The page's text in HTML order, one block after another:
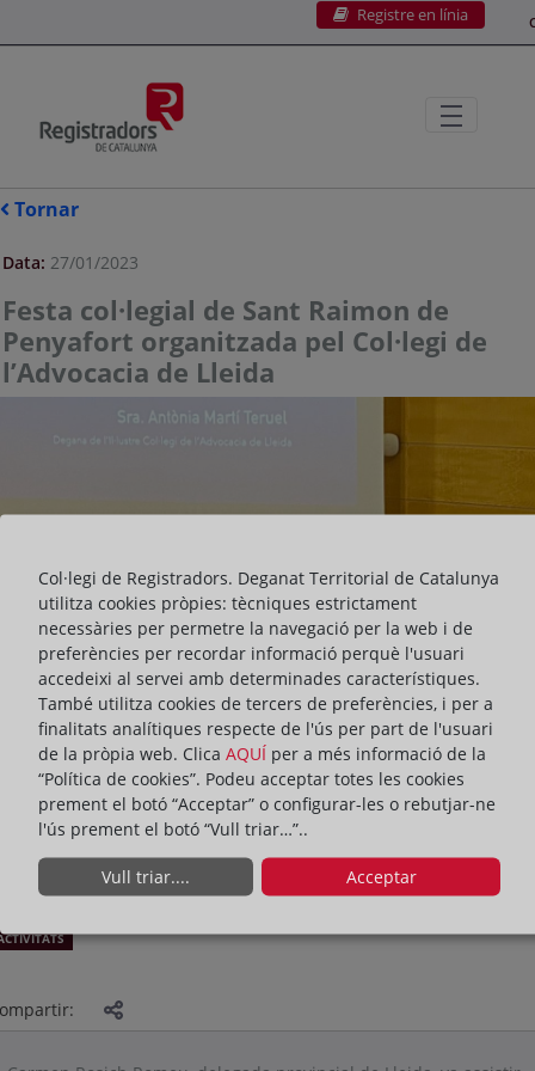
Registre en línia
Tornar
Data: 27/01/2023
Festa col·legial de Sant Raimon de
Penyafort organitzada pel Col·legi de
l’Advocacia de Lleida
Col·legi de Registradors. Deganat Territorial de Catalunya
utilitza cookies pròpies: tècniques estrictament
necessàries per permetre la navegació per la web i de
preferències per recordar informació perquè l'usuari
accedeixi al servei amb determinades característiques.
També utilitza cookies de tercers de preferències, i per a
finalitats analítiques respecte de l'ús per part de l'usuari
de la pròpia web. Clica AQUÍ per a més informació de la
“Política de cookies”. Podeu acceptar totes les cookies
prement el botó “Acceptar” o configurar-les o rebutjar-ne
l'ús prement el botó “Vull triar…”..
Vull triar.... Acceptar